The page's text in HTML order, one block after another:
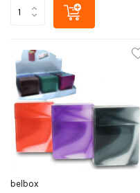
belbox